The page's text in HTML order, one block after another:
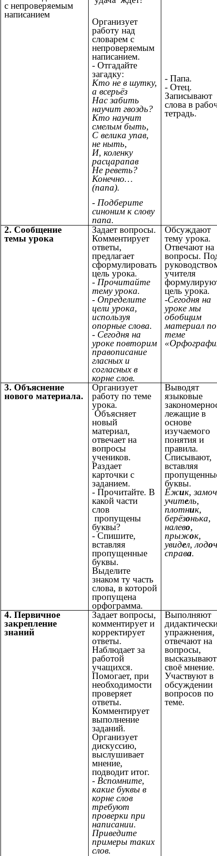
с непроверяемым
написанием
Организует
работу над
словарем с
непроверяемым
написанием.
- Отгадайте
загадку:
Кто не в шутку,
а всерьёз
Нас забить
научит гвоздь?
Кто научит
смелым быть,
С велика упав,
не ныть,
И, коленку
расцарапав
Не реветь?
Конечно…
(папа).
- Подберите
синоним к слову
папа.
- Папа.
- Отец.
Записывают
слова в
тетрадь.
2. Сообщение
темы урока
Задает вопросы.
Комментирует
ответы,
предлагает
сформулировать
цель урока.
- Прочитайте
тему урока.
- Определите
цели урока,
используя
опорные слова.
- Сегодня на
уроке повторим
правописание
гласных и
согласных в
корне слов.
Обсуждают
тему урока.
Отвечают на
вопросы.
учителя
цель урока.
-Сегодня на
уроке мы
обобщим
материал по
теме
3. Объяснение
нового материала.
Организует
работу по теме
урока.
Объясняет
новый
материал,
отвечает на
вопросы
учеников.
Раздает
карточки с
заданием.
- Прочитайте. В
какой части
слов
пропущены
буквы?
- Спишите,
вставляя
пропущенные
буквы.
Выделите
знаком ту часть
слова, в которой
пропущена
орфограмма.
Выводят
языковые
лежащие в
основе
изучаемого
понятия и
правила.
Списывают,
вставляя
буквы.
Ёжик, замоч
учитель,
плотник,
берёзонька,
налево,
прыжок,
увидел, лодо
справа.
4. Первичное
закрепление
знаний
Задает вопросы,
комментирует и
корректирует
ответы.
Наблюдает за
работой
учащихся.
Помогает, при
необходимости
проверяет
ответы.
Комментирует
выполнение
заданий.
Организует
дискуссию,
выслушивает
мнение,
подводит итог.
- Вспомните,
какие буквы в
корне слов
требуют
проверки при
написании.
Приведите
примеры таких
слов.
Выполняют
упражнения,
отвечают на
вопросы,
высказывают
своё мнение.
Участвуют в
обсуждении
вопросов по
теме.